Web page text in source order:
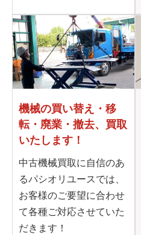
機械の買い替え・移
転・ 廃業・撤去、買取
いたします！
中古機械買取に自信のあ
るパシオリユースでは、
お客様のご要望に合わせ
て各種ご対応させていた
だきます！